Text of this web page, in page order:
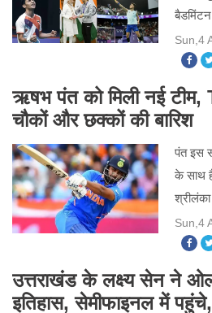
2001।
जन्म
Sun,4
ऋषभ पंत को मिली नई टीम,
चौकों और छक्कों की बारिश
पंत इस
के साथ
रही है।
टीम की
Sun,4
उत्तराखंड के लक्ष्य सेन ने
इतिहास, सेमीफाइनल में